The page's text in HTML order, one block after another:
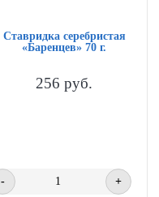
Ставридка серебристая
«Баренцев» 70 г.
256 руб.
- +